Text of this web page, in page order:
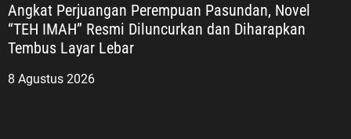
Angkat Perjuangan Perempuan Pasundan, Novel
“TEH IMAH” Resmi Diluncurkan dan Diharapkan
Tembus Layar Lebar
8 Agustus 2026